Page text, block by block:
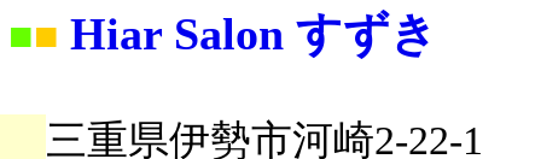
■■ Hiar Salon すずき
三重県伊勢市河崎2-22-1